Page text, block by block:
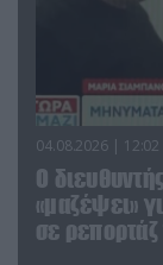
04.08.2026 | 12:02
O
«μαζέψει»
σε ρεπορτάζ